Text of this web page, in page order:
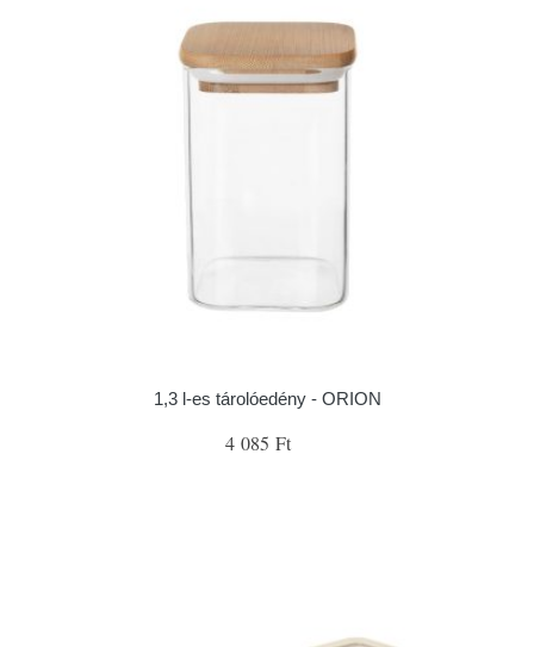
1,3 l-es tárolóedény - ORION
4 085 Ft